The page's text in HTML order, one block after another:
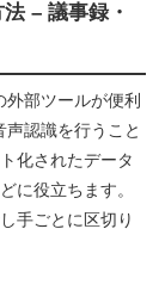
– 議事録・
部ツールが便利
認識を行うこと
化されたデータ
に役立ちます。
手ごとに区切り